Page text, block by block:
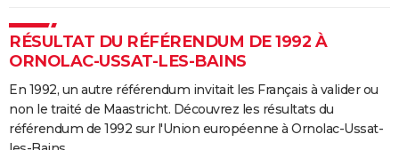
RÉSULTAT DU RÉFÉRENDUM DE 1992 À
ORNOLAC-USSAT-LES-BAINS
En 1992, un autre référendum invitait les Français à valider ou
non le traité de Maastricht. Découvrez les résultats du
référendum de 1992 sur l'Union européenne à Ornolac-Ussat-